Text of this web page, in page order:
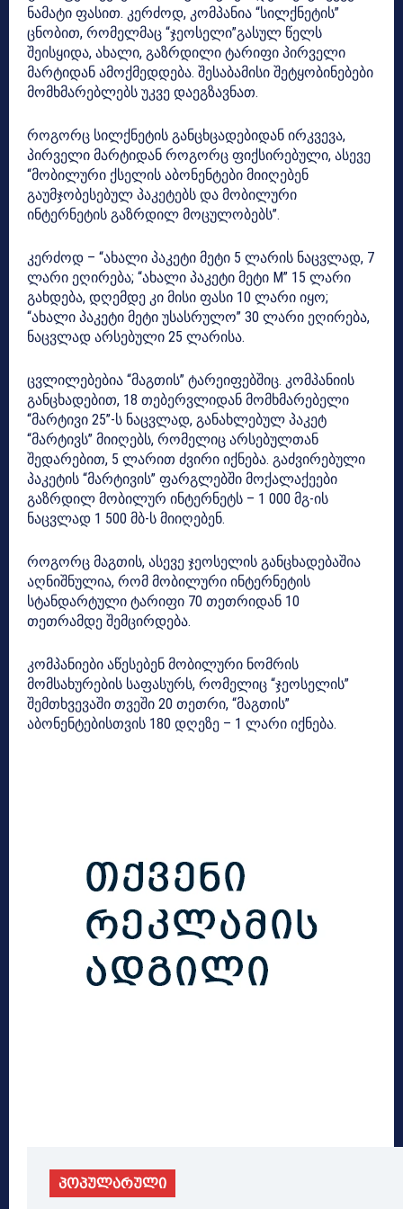
ნამატი ფასით. კერძოდ, კომპანია “სილქნეტის”
ცნობით, რომელმაც “ჯეოსელი”გასულ წელს
შეისყიდა, ახალი, გაზრდილი ტარიფი პირველი
მარტიდან ამოქმედდება. შესაბამისი შეტყობინებები
მომხმარებლებს უკვე დაეგზავნათ.
როგორც სილქნეტის განცხცადებიდან ირკვევა,
პირველი მარტიდან როგორც ფიქსირებული, ასევე
“მობილური ქსელის აბონენტები მიიღებენ
გაუმჯობესებულ პაკეტებს და მობილური
ინტერნეტის გაზრდილ მოცულობებს”.
კერძოდ – “ახალი პაკეტი მეტი 5 ლარის ნაცვლად, 7
ლარი ეღირება; “ახალი პაკეტი მეტი M” 15 ლარი
გახდება, დღემდე კი მისი ფასი 10 ლარი იყო;
“ახალი პაკეტი მეტი უსასრულო” 30 ლარი ეღირება,
ნაცვლად არსებული 25 ლარისა.
ცვლილებებია “მაგთის” ტარეიფებშიც. კომპანიის
განცხადებით, 18 თებერვლიდან მომხმარებელი
“მარტივი 25”-ს ნაცვლად, განახლებულ პაკეტ
“მარტივს” მიიღებს, რომელიც არსებულთან
შედარებით, 5 ლარით ძვირი იქნება. გაძვირებული
პაკეტის “მარტივის” ფარგლებში მოქალაქეები
გაზრდილ მობილურ ინტერნეტს – 1 000 მგ-ის
ნაცვლად 1 500 მბ-ს მიიღებენ.
როგორც მაგთის, ასევე ჯეოსელის განცხადებაშია
აღნიშნულია, რომ მობილური ინტერნეტის
სტანდარტული ტარიფი 70 თეთრიდან 10
თეთრამდე შემცირდება.
კომპანიები აწესებენ მობილური ნომრის
მომსახურების საფასურს, რომელიც “ჯეოსელის”
შემთხვევაში თვეში 20 თეთრი, “მაგთის”
აბონენტებისთვის 180 დღეზე – 1 ლარი იქნება.
პოპულარული